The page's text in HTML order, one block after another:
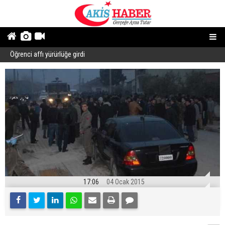
Öğrenci affı yürürlüğe girdi
17:06 04 Ocak 2015